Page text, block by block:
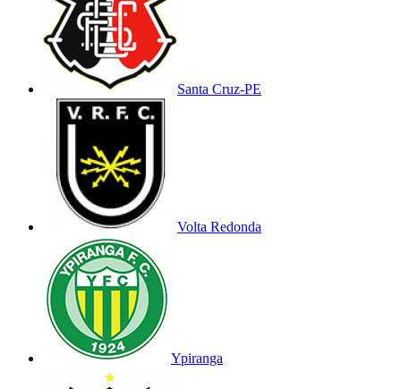
Santa Cruz-PE
Volta Redonda
Ypiranga